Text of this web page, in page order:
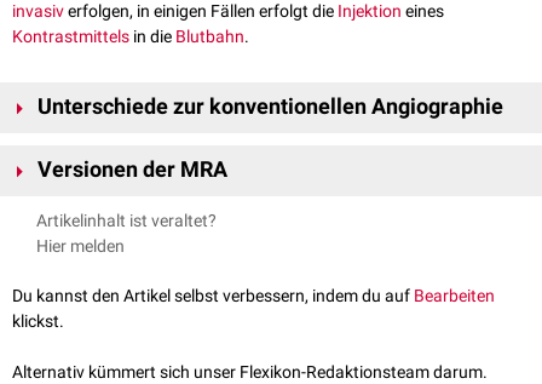
invasiverfolgen, in einigen Fällen erfolgt die Injektion eines
Kontrastmittels in die Blutbahn.
Unterschiede zur konventionellen Angiographie
Aufnahmen erstellt, bei der Magnetresonanzangiographie können
Begutachtung derGefäße
bei der Magnetresonanzangiographie muss im Gegensatz zur
eingebracht werden
Versionen der MRA
Artikelinhalt ist veraltet?
Hier melden
Du kannst den Artikel selbst verbessern, indem du auf Bearbeiten
klickst.
Alternativ kümmert sich unser Flexikon-Redaktionsteam darum.